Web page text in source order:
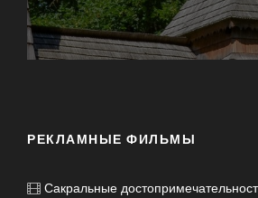
РЕКЛАМНЫЕ ФИЛЬМЫ
Сакральные